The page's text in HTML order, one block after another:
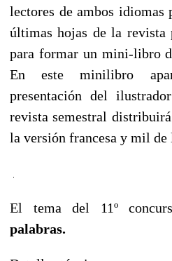
lectores de ambos idiomas
últimas hojas de la revista
para formar un mini-libro
En este minilibro
presentación del
revista semestral
la versión francesa y mil de
El tema del 11º
palabras.